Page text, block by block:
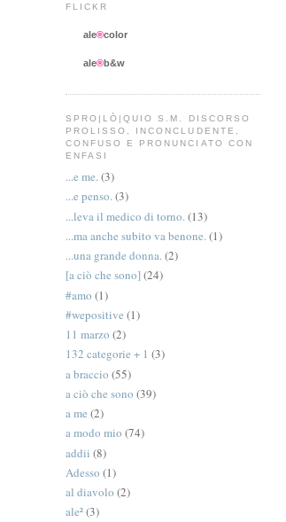
FLICKR
ale®color
ale®b&w
SPRO|LÒ|QUIO S.M. DISCORSO
PROLISSO, INCONCLUDENTE,
CONFUSO E PRONUNCIATO CON
ENFASI
...e me.(3)
...e penso.(3)
...leva il medico di torno.(13)
...ma anche subito va benone.(1)
...una grande donna.(2)
[a ciò che sono] (24)
#amo (1)
#wepositive (1)
11 marzo (2)
132 categorie + 1 (3)
a braccio (55)
a ciò che sono (39)
a me (2)
a modo mio (74)
addii (8)
Adesso (1)
al diavolo (2)
ale²(3)